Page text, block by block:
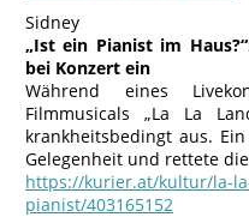
Sidney
„Ist ein Pianist im
bei Konzert ein
Während eines
Filmmusicals „La La
krankheitsbedingt aus.
Gelegenheit und rettete
https://kurier.at/kultur/la-
pianist/403165152